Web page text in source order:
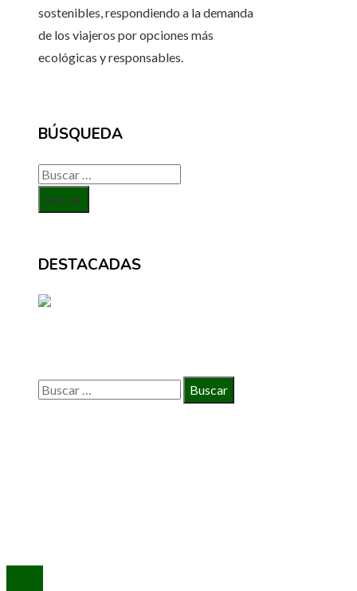
sostenibles, respondiendo a la demanda
de los viajeros por opciones más
ecológicas y responsables.
BÚSQUEDA
Buscar:
DESTACADAS
Buscar: